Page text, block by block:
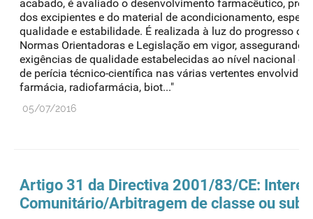
acabado, é avaliado o desenvolvimento farmacêutico,
dos excipientes e do material de acondicionamento,
qualidade e estabilidade. É realizada à luz do progresso
Normas Orientadoras e Legislação em vigor, assegurando
exigências de qualidade estabelecidas ao nível nacional e
de perícia técnico-científica nas várias vertentes
farmácia, radiofarmácia, biot..."
05/07/2016
Artigo 31 da Directiva 2001/83/CE:
Comunitário/Arbitragem de classe ou